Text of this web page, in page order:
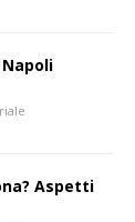
Aspetti